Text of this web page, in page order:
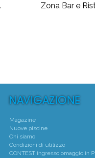
Zona Bar e
Magazine
Nuove piscine
Chi siamo
Condizioni di utilizzo
CONTEST ingresso omaggio in